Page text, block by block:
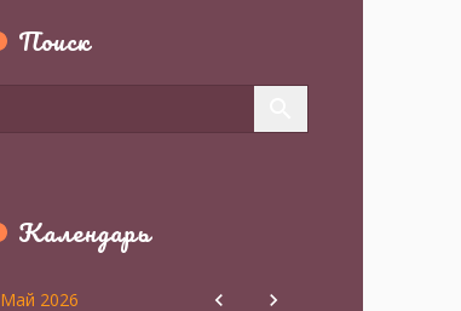
Поиск
Календарь
Май 2026